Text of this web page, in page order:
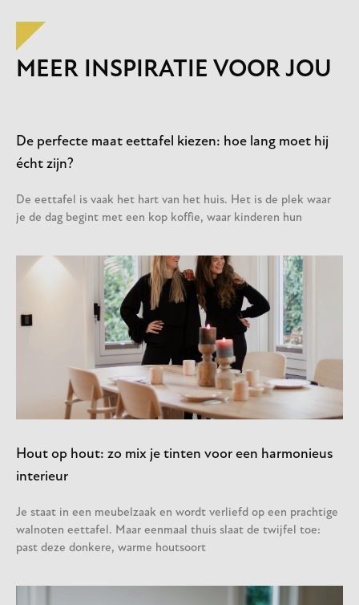
MEER INSPIRATIE VOOR JOU
De perfecte maat eettafel kiezen: hoe lang moet hij
écht zijn?
De eettafel is vaak het hart van het huis. Het is de plek waar
je de dag begint met een kop koffie, waar kinderen hun
Hout op hout: zo mix je tinten voor een harmonieus
interieur
Je staat in een meubelzaak en wordt verliefd op een prachtige
walnoten eettafel. Maar eenmaal thuis slaat de twijfel toe:
past deze donkere, warme houtsoort